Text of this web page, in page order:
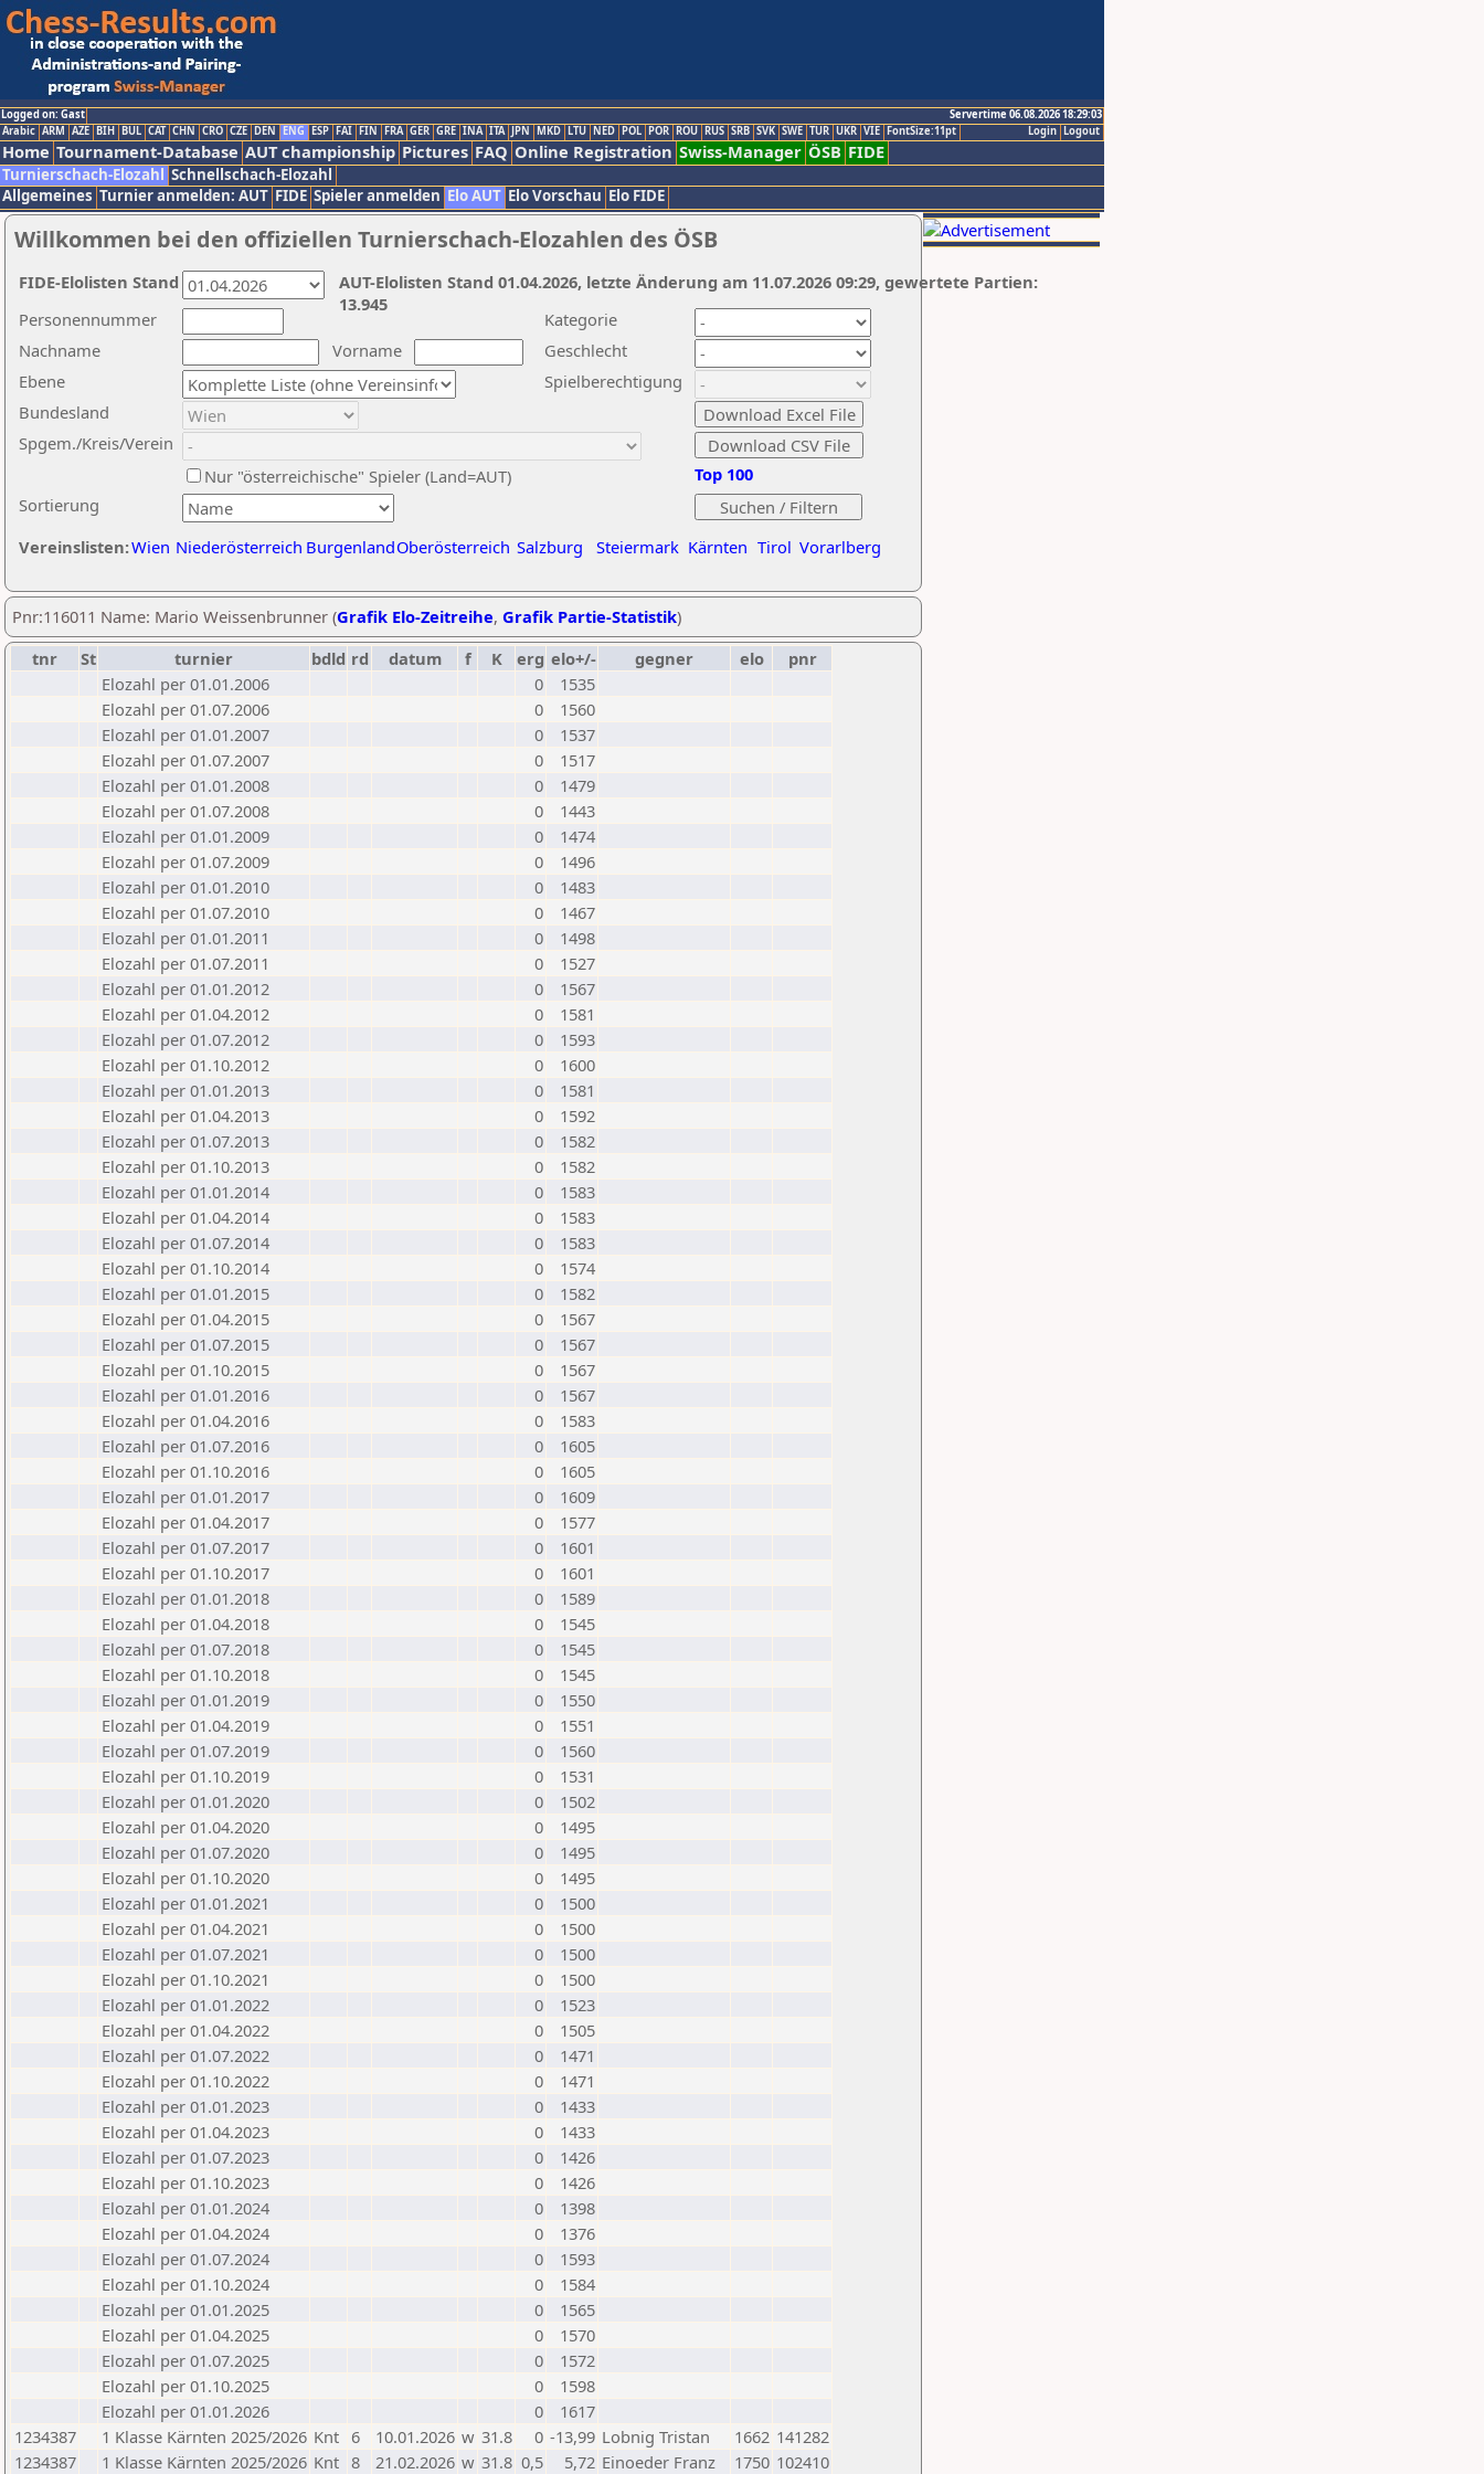
Logged on: Gast
Servertime 06.08.2026 18:29:03
Logout
Login
Arabic ARM AZE BIH BUL CAT CHN CRO CZE DEN ENG ESP FAI FIN FRA GER GRE INA ITA JPN MKD LTU NED POL POR ROU RUS SRB SVK SWE TUR UKR VIE FontSize:11pt
Home Tournament-Database AUT championship Pictures FAQ Online Registration Swiss-Manager ÖSB FIDE
Turnierschach-Elozahl Schnellschach-Elozahl
Allgemeines Turnier anmelden: AUT FIDE Spieler anmelden Elo AUT Elo Vorschau Elo FIDE
Willkommen bei den offiziellen Turnierschach-Elozahlen des ÖSB
Nachname
Vorname
Ebene
Kategorie
Sortierung
Personennummer
Bundesland
Spgem./Kreis/Verein
Geschlecht
Nur "österreichische" Spieler (Land=AUT)
Spielberechtigung
Vereinslisten:Wien Niederösterreich BurgenlandOberösterreich Salzburg Steiermark Kärnten Tirol Vorarlberg
Top 100
AUT-Elolisten Stand 01.04.2026, letzte Änderung am 11.07.2026 09:29, gewertete Partien:
13.945
FIDE-Elolisten Stand
Pnr:116011 Name: Mario Weissenbrunner (Grafik Elo-Zeitreihe, Grafik Partie-Statistik)
tnr
St turnier bdld rd datum f K erg elo+/- gegner elo
pnr
Elozahl per 01.01.2006
0
1535
Elozahl per 01.07.2006
0
1560
Elozahl per 01.01.2007
0
1537
Elozahl per 01.07.2007
0
1517
Elozahl per 01.01.2008
0
1479
Elozahl per 01.07.2008
0
1443
Elozahl per 01.01.2009
0
1474
Elozahl per 01.07.2009
0
1496
Elozahl per 01.01.2010
0
1483
Elozahl per 01.07.2010
0
1467
Elozahl per 01.01.2011
0
1498
Elozahl per 01.07.2011
0
1527
Elozahl per 01.01.2012
0
1567
Elozahl per 01.04.2012
0
1581
Elozahl per 01.07.2012
0
1593
Elozahl per 01.10.2012
0
1600
Elozahl per 01.01.2013
0
1581
Elozahl per 01.04.2013
0
1592
Elozahl per 01.07.2013
0
1582
Elozahl per 01.10.2013
0
1582
Elozahl per 01.01.2014
0
1583
Elozahl per 01.04.2014
0
1583
Elozahl per 01.07.2014
0
1583
Elozahl per 01.10.2014
0
1574
Elozahl per 01.01.2015
0
1582
Elozahl per 01.04.2015
0
1567
Elozahl per 01.07.2015
0
1567
Elozahl per 01.10.2015
0
1567
Elozahl per 01.01.2016
0
1567
Elozahl per 01.04.2016
0
1583
Elozahl per 01.07.2016
0
1605
Elozahl per 01.10.2016
0
1605
Elozahl per 01.01.2017
0
1609
Elozahl per 01.04.2017
0
1577
Elozahl per 01.07.2017
0
1601
Elozahl per 01.10.2017
0
1601
Elozahl per 01.01.2018
0
1589
Elozahl per 01.04.2018
0
1545
Elozahl per 01.07.2018
0
1545
Elozahl per 01.10.2018
0
1545
Elozahl per 01.01.2019
0
1550
Elozahl per 01.04.2019
0
1551
Elozahl per 01.07.2019
0
1560
Elozahl per 01.10.2019
0
1531
Elozahl per 01.01.2020
0
1502
Elozahl per 01.04.2020
0
1495
Elozahl per 01.07.2020
0
1495
Elozahl per 01.10.2020
0
1495
Elozahl per 01.01.2021
0
1500
Elozahl per 01.04.2021
0
1500
Elozahl per 01.07.2021
0
1500
Elozahl per 01.10.2021
0
1500
Elozahl per 01.01.2022
0
1523
Elozahl per 01.04.2022
0
1505
Elozahl per 01.07.2022
0
1471
Elozahl per 01.10.2022
0
1471
Elozahl per 01.01.2023
0
1433
Elozahl per 01.04.2023
0
1433
Elozahl per 01.07.2023
0
1426
Elozahl per 01.10.2023
0
1426
Elozahl per 01.01.2024
0
1398
Elozahl per 01.04.2024
0
1376
Elozahl per 01.07.2024
0
1593
Elozahl per 01.10.2024
0
1584
Elozahl per 01.01.2025
0
1565
Elozahl per 01.04.2025
0
1570
Elozahl per 01.07.2025
0
1572
Elozahl per 01.10.2025
0
1598
Elozahl per 01.01.2026
0
1617
1234387
1 Klasse Kärnten 2025/2026 Knt 6 10.01.2026 w 31.8 0 -13,99 Lobnig Tristan 1662 141282
1234387
1 Klasse Kärnten 2025/2026 Knt 8 21.02.2026 w 31.8 0,5 5,72 Einoeder Franz 1750 102410